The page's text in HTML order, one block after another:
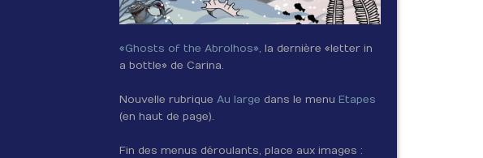
«Ghosts of the Abrolhos», la dernière «letter in
a bottle» de Carina.
Nouvelle rubriqueAu large dans le menu Etapes
(en haut de page).
Fin des menus déroulants, place aux images :